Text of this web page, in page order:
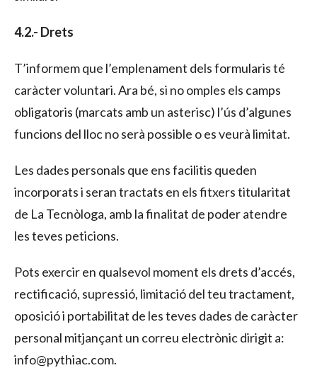
4.2.- Drets
T’informem que l’emplenament dels formularis té
caràcter voluntari. Ara bé, si no omples els camps
obligatoris (marcats amb un asterisc) l’ús d’algunes
funcions del lloc no serà possible o es veurà limitat.
Les dades personals que ens facilitis queden
incorporats i seran tractats en els fitxers titularitat
de La Tecnòloga, amb la finalitat de poder atendre
les teves peticions.
Pots exercir en qualsevol moment els drets d’accés,
rectificació, supressió, limitació del teu tractament,
oposició i portabilitat de les teves dades de caràcter
personal mitjançant un correu electrònic dirigit a:
info@pythiac.com.